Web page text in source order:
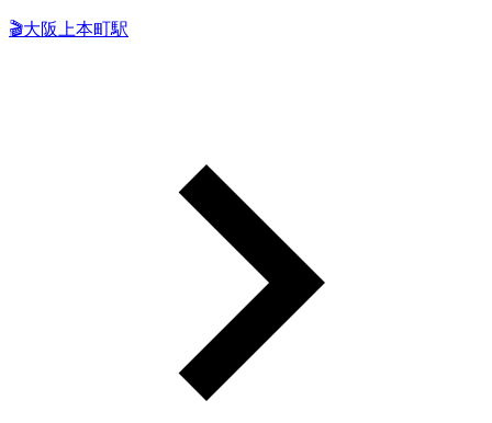
🎬大阪上本町駅